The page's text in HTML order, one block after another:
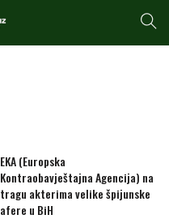
EKA (Europska
Kontraobavještajna Agencija) na
tragu akterima velike špijunske
afere u BiH